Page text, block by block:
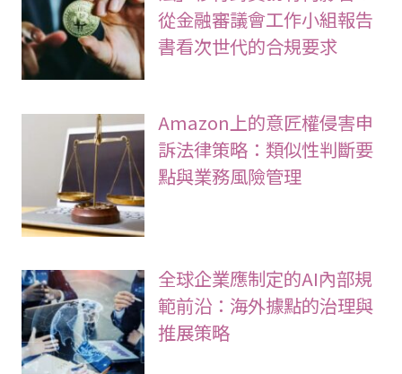
從金融審議會工作小組報告
書看次世代的合規要求
Amazon上的意匠權侵害申
訴法律策略：類似性判斷要
點與業務風險管理
全球企業應制定的AI內部規
範前沿：海外據點的治理與
推展策略